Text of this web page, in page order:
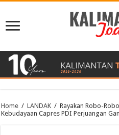
Home / LANDAK / Rayakan Robo-
Kebudayaan Capres PDI Perjuangan